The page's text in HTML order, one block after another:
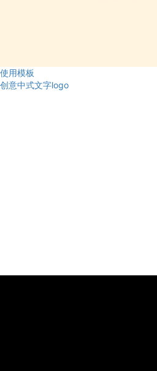
使用模板
创意中式文字logo